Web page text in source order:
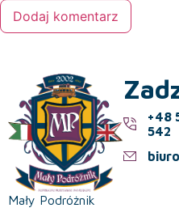
Mały Podróżnik
+48
542